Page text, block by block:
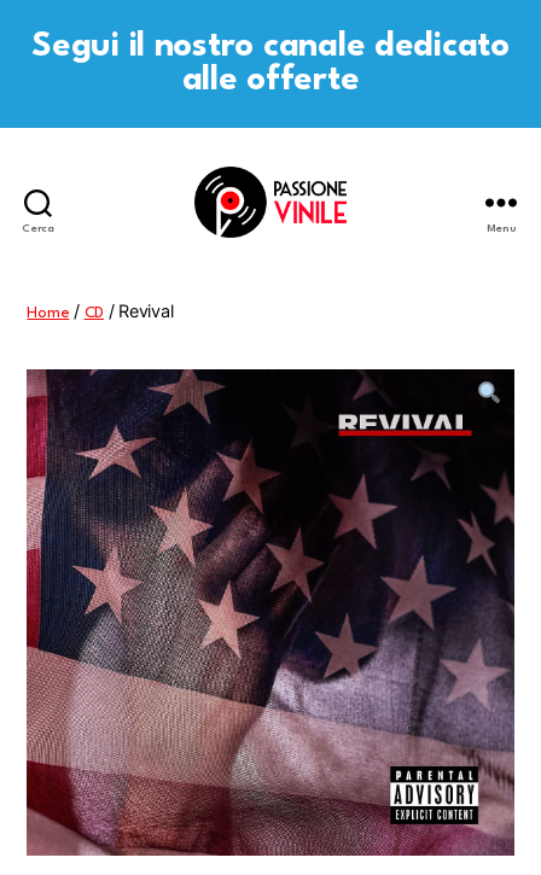
Segui il nostro canale dedicato
alle offerte
Cerca Menu
Home / CD / Revival